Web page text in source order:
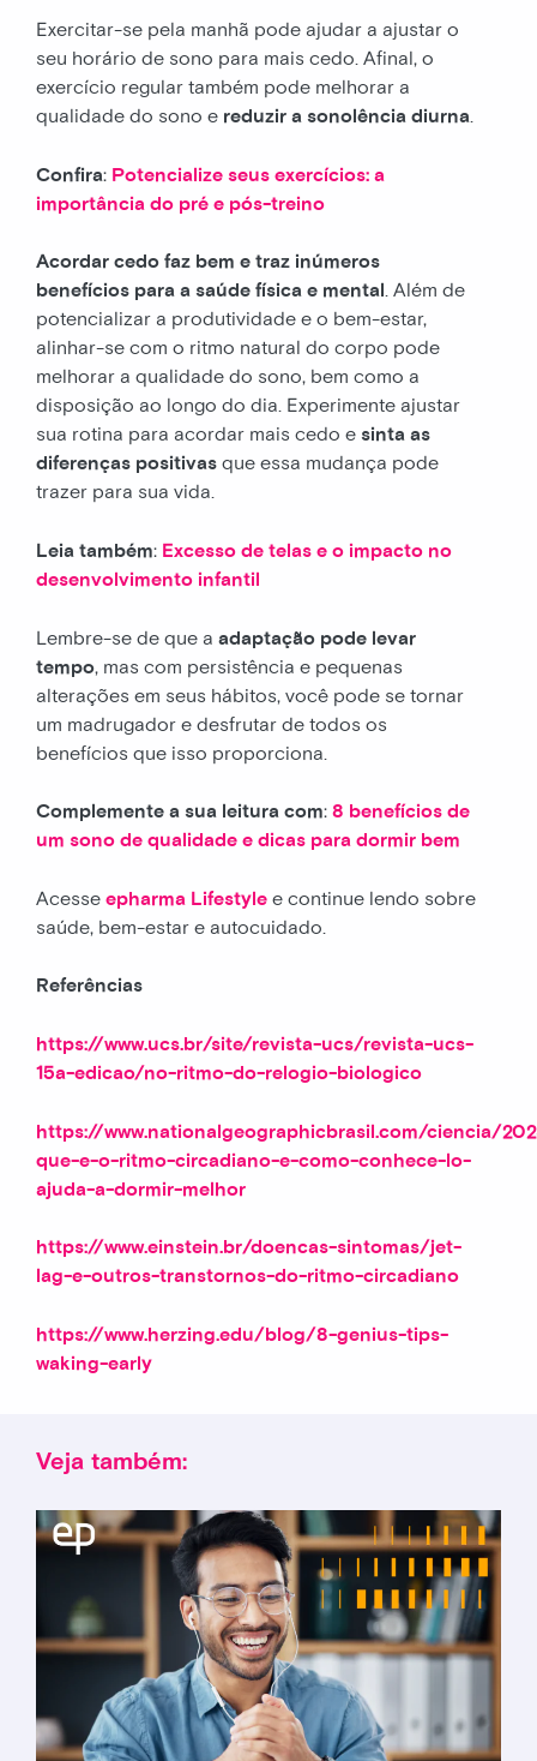
Exercitar-se pela manhã pode ajudar a ajustar o
seu horário de sono para mais cedo. Afinal, o
exercício regular também pode melhorar a
qualidade do sono e reduzir a sonolência diurna.
Confira: Potencialize seus exercícios: a
importância do pré e pós-treino
Acordar cedo faz bem e traz inúmeros
benefícios para a saúde física e mental. Além de
potencializar a produtividade e o bem-estar,
alinhar-se com o ritmo natural do corpo pode
melhorar a qualidade do sono, bem como a
disposição ao longo do dia. Experimente ajustar
sua rotina para acordar mais cedo e sinta as
diferenças positivas que essa mudança pode
trazer para sua vida.
Leia também: Excesso de telas e o impacto no
desenvolvimento infantil
Lembre-se de que a adaptação pode levar
tempo, mas com persistência e pequenas
alterações em seus hábitos, você pode se tornar
um madrugador e desfrutar de todos os
benefícios que isso proporciona.
Complemente a sua leitura com: 8 benefícios de
um sono de qualidade e dicas para dormir bem
Acesse epharma Lifestyle e continue lendo sobre
saúde, bem-estar e autocuidado.
Referências
https://www.ucs.br/site/revista-ucs/revista-ucs-
15a-edicao/no-ritmo-do-relogio-biologico
https://www.nationalgeographicbrasil.com/ciencia/
que-e-o-ritmo-circadiano-e-como-conhece-lo-
ajuda-a-dormir-melhor
https://www.einstein.br/doencas-sintomas/jet-
lag-e-outros-transtornos-do-ritmo-circadiano
https://www.herzing.edu/blog/8-genius-tips-
waking-early
Veja também: